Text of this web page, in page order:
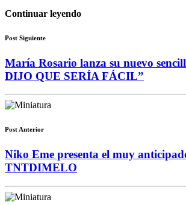
Continuar leyendo
Post Siguiente
María Rosario lanza su nuevo
DIJO QUE SERÍA FÁCIL”
Post Anterior
Niko Eme presenta el muy
TNTDIMELO